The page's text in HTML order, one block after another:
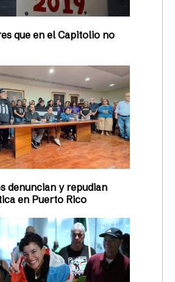
que en el Capitolio no
denuncian y repudian
en Puerto Rico